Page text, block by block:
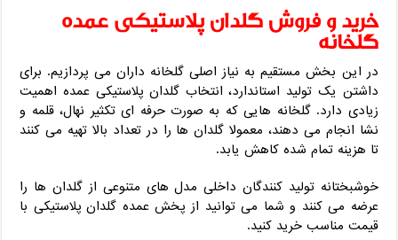
خرید و فروش گلدان پلاستیکی عمده
گلخانه
در این بخش مستقیم به نیاز اصلی گلخانه ‌داران می ‌پردازیم. برای
داشتن یک تولید استاندارد، انتخاب گلدان پلاستیکی عمده اهمیت
زیادی دارد. گلخانه ‌هایی که به‌ صورت حرفه ‌ای تکثیر نهال، قلمه و
نشا انجام می ‌دهند، معمولا گلدان‌ ها را در تعداد بالا تهیه می‌ کنند
تا هزینه تمام‌ شده کاهش یابد.
خوشبختانه تولید کنندگان داخلی مدل‌ های متنوعی از گلدان ‌ها را
عرضه می‌ کنند و شما می‌ توانید از پخش عمده گلدان پلاستیکی با
قیمت مناسب خرید کنید.